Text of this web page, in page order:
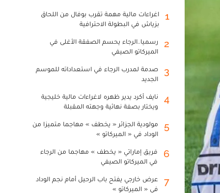
1
اغراءات مالية مهمة تقرب بوفال من اللحاق
بزياش في البطولة الاحترافية
2
رسميا..الرجاء يحسم الصفقة الأغلى في
الميركاتو الصيفي
3
صدمة لمدرب الرجاء في استعداداته للموسم
الجديد
4
نايف أكرد يدير ظهره لاغراءات مالية خليجية
ويختار بصفة نهائية وجهته المقبلة
5
مولودية الجزائر « يخطف » مهاجما متميزا من
الوداد في « الميركاتو »
6
فريق إماراتي « يخطف » مهاجما من الرجاء
في الميركاتو الصيفي
7
عرض خارجي يفتح باب الرحيل أمام نجم الوداد
في « الميركاتو »